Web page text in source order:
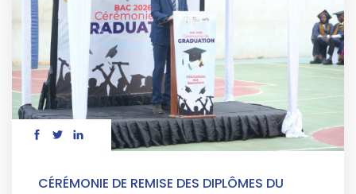
CÉRÉMONIE DE REMISE DES DIPLÔMES DU